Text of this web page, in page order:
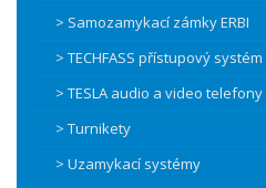
> Samozamykací zámky ERBI
> TECHFASS přístupový systém
> TESLA audio a video telefony
> Turnikety
> Uzamykací systémy